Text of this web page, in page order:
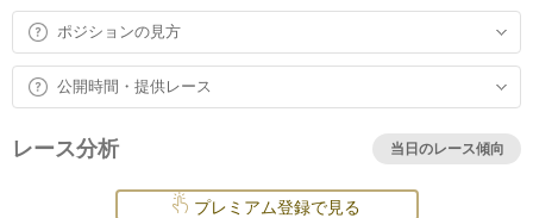
ポジションの見方
公開時間・提供レース
レース分析 当日のレース傾向
プレミアム登録で見る